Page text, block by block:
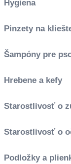
Hygiena
Pinzety na
Šampóny pre
Hrebene a kefy
Starostlivosť o
Starostlivosť o
Podložky a